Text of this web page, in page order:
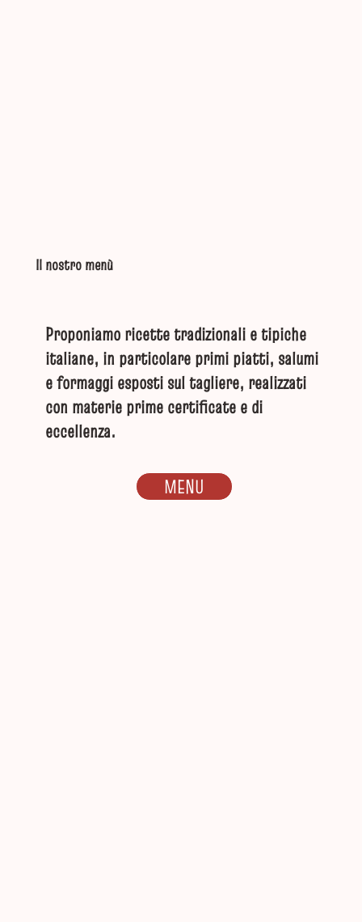
Il nostro menù
MENU
Proponiamo ricette tradizionali e tipiche
italiane, in particolare primi piatti, salumi
e formaggi esposti sul tagliere, realizzati
con materie prime certificate e di
eccellenza.